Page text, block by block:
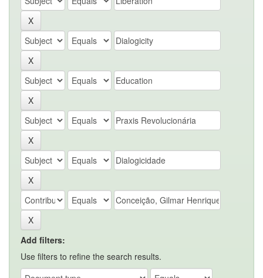
Add filters:
Use filters to refine the search results.